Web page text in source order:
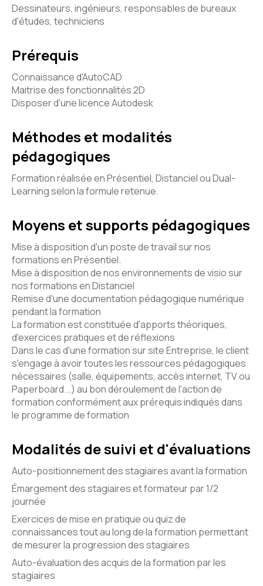
Dessinateurs, ingénieurs, responsables de bureaux
d'études, techniciens
Prérequis
Connaissance d'AutoCAD
Maitrise des fonctionnalités 2D
Disposer d'une licence Autodesk
Méthodes et modalités
pédagogiques
Formation réalisée en Présentiel, Distanciel ou Dual-
Learning selon la formule retenue.
Moyens et supports pédagogiques
Mise à disposition d'un poste de travail sur nos
formations en Présentiel.
Mise à disposition de nos environnements de visio sur
nos formations en Distanciel
Remise d'une documentation pédagogique numérique
pendant la formation
La formation est constituée d'apports théoriques,
d'exercices pratiques et de réflexions
Dans le cas d'une formation sur site Entreprise, le client
s'engage à avoir toutes les ressources pédagogiques
nécessaires (salle, équipements, accès internet, TV ou
Paperboard...) au bon déroulement de l'action de
formation conformément aux prérequis indiqués dans
le programme de formation
Modalités de suivi et d'évaluations
Auto-positionnement des stagiaires avant la formation
Émargement des stagiaires et formateur par 1/2
journée
Exercices de mise en pratique ou quiz de
connaissances tout au long de la formation permettant
de mesurer la progression des stagiaires
Auto-évaluation des acquis de la formation par les
stagiaires